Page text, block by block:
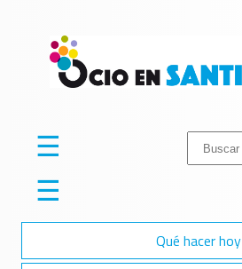
Buscar:
☰
☰
Qué hacer hoy